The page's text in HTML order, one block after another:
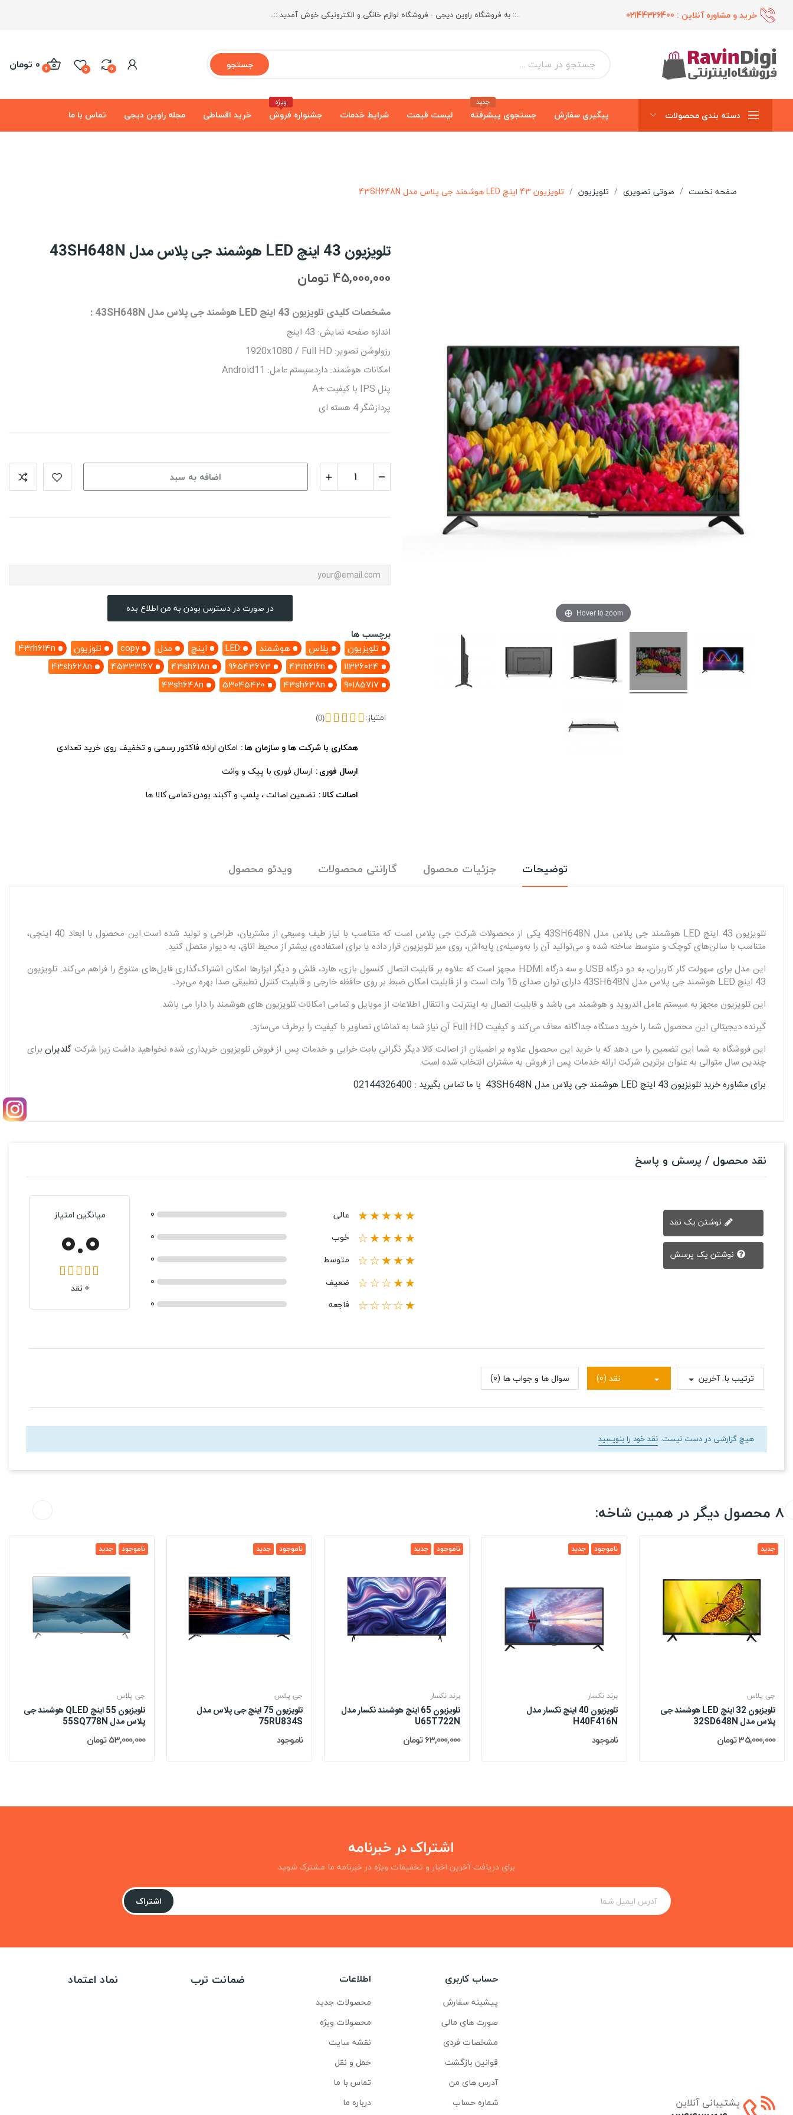
خرید و مشاوره آنلاین : 02144326400 ..:: به فروشگاه راوین دیجی - فروشگاه لوازم خانگی و الکترونیکی خوش آمدید ::..
جستجو 0
0 0 تومان 0
دسته بندی محصولات پیگیری سفارش جستجوی پیشرفته
جدید
لیست قیمت شرایط خدمات جشنواره فروش
ویژه
خرید اقساطی مجله راوین دیجی تماس با ما
صفحه نخست صوتی تصویری تلویزیون تلویزیون 43 اینچ LED هوشمند جی پلاس مدل 43SH648N
Hover to zoom
تلویزیون 43 اینچ LED هوشمند جی پلاس مدل 43SH648N
45,000,000 تومان
مشخصات کلیدی تلویزیون 43 اینچ LED هوشمند جی پلاس مدل 43SH648N :
اندازه صفحه نمایش: 43 اینچ
رزولوشن تصویر: 1920x1080 / Full HD
امکانات هوشمند: داردسیستم عامل: Android11
پنل IPS با کیفیت +A
پردازشگر 4 هسته ای
اضافه به سبد
در صورت در دسترس بودن به من اطلاع بده
برچسب ها
تلویزیون
پلاس هوشمند LED اینچ مدل copy تلوزیون
43rh614n
11326024
43rh616n
96543673
43sh618n
45333167
43sh628n
90185717
43sh638n
53045420
43sh648n
امتیاز: (0)
همکاری با شرکت ها و سازمان ها امکان ارائه فاکتور رسمی و تخفیف روی خرید تعدادی
ارسال فوری ارسال فوری با پیک و وانت
اصالت کالا تضمین اصالت ، پلمپ و آکبند بودن تمامی کالا ها
توضیحات جزئیات محصول گارانتی محصولات ویدئو محصول
تلویزیون 43 اینچ LED هوشمند جی پلاس مدل 43SH648N یکی از محصولات شرکت جی پلاس است که متناسب با نیاز طیف وسیعی از مشتریان، طراحی و تولید شده است.این محصول با ابعاد 40 اینچی،
متناسب با سالن‌های کوچک و متوسط ساخته شده و می‌توانید آن را به‌وسیله‌ی پایه‌اش، روی میز تلویزیون قرار داده یا برای استفاده‌ی بیشتر از محیط اتاق، به دیوار متصل کنید.
این مدل برای سهولت کار کاربران، به دو درگاه USB و سه درگاه HDMI مجهز است که علاوه بر قابلیت اتصال کنسول بازی، هارد، فلش و دیگر ابزارها امکان اشتراک‌گذاری فایل‌های متنوع را فراهم می‌کند. تلویزیون
43 اینچ LED هوشمند جی پلاس مدل 43SH648N دارای توان صدای 16 وات است و از قابلیت امکان ضبط بر روی حافظه خارجی و قابلیت کنترل تطبیقی صدا بهره می‌برد.
این تلویزیون مجهز به سیستم عامل اندروید و هوشمند می باشد و قابلیت اتصال به اینترنت و انتقال اطلاعات از موبایل و تمامی امکانات تلویزیون های هوشمند را دارا می باشد.
گیرنده دیجیتالی این محصول شما را خرید دستگاه جداگانه معاف می‌کند و کیفیت Full HD آن نیاز شما به تماشای تصاویر با کیفیت را برطرف می‌سازد.
این فروشگاه به شما این تضمین را می دهد که با خرید این محصول علاوه بر اطمینان از اصالت کالا دیگر نگرانی بابت خرابی و خدمات پس از فروش تلویزیون خریداری شده نخواهید داشت زیرا شرکت گلدیرانبرای
چندین سال متوالی به عنوان برترین شرکت ارائه خدمات پس از فروش به مشتران انتخاب شده است.
برای مشاوره خرید تلویزیون 43 اینچ LED هوشمند جی پلاس مدل 43SH648N با ما تماس بگیرید : 02144326400
نقد محصول / پرسش و پاسخ
میانگین امتیاز
0.0
0 نقد
★★★★★ عالی 0
★★★★☆ خوب 0
★★★☆☆ متوسط 0
★★☆☆☆ ضعیف 0
★☆☆☆☆ فاجعه 0
نوشتن یک پرسش
نقد (0) سوال ها و جواب ها (0) ترتیب با:آخرین
هیچ گزارشی در دست نیست. نقد خود را بنویسید
8 محصول دیگر در همین شاخه:
جدید ناموجود
جی پلاس
تلویزیون 55 اینچ QLED هوشمند جی
پلاس مدل 55SQ778N
53,000,000 تومان
جدید ناموجود
جی پلاس
تلویزیون 75 اینچ جی پلاس مدل
75RU834S
ناموجود
جدید ناموجود
برند نکسار
تلویزیون 65 اینچ هوشمند نکسار مدل
U65T722N
63,000,000 تومان
جدید ناموجود
برند نکسار
تلویزیون 40 اینچ نکسار مدل
H40F416N
ناموجود
جدید
جی پلاس
تلویزیون 32 اینچ LED هوشمند جی
پلاس مدل 32SD648N
35,000,000 تومان
اشتراک در خبرنامه
برای دریافت آخرین اخبار و تخفیفات ویژه در خبرنامه ما مشترک شوید
اشتراک
پشتیبانی آنلاین
حساب کاربری
پیشینه سفارش
صورت های مالی
مشخصات فردی
قوانین بازگشت
آدرس های من
شماره حساب
اطلاعات
محصولات جدید
محصولات ویژه
نقشه سایت
حمل و نقل
تماس با ما
درباره ما
ضمانت ترب نماد اعتماد